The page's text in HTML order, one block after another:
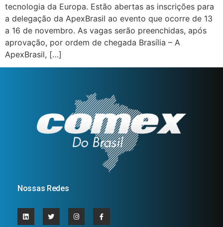
tecnologia da Europa. Estão abertas as inscrições para
a delegação da ApexBrasil ao evento que ocorre de 13
a 16 de novembro. As vagas serão preenchidas, após
aprovação, por ordem de chegada Brasília – A
ApexBrasil, […]
Nossas Redes